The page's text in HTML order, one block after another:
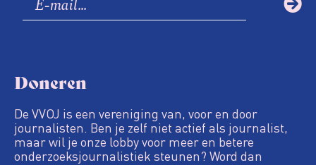
Doneren
De VVOJ is een vereniging van, voor en door
journalisten. Ben je zelf niet actief als journalist,
maar wil je onze lobby voor meer en betere
onderzoeksjournalistiek steunen? Word dan